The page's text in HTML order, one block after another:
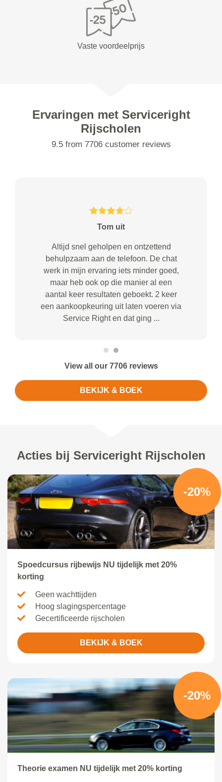
Vaste voordeelprijs
Ervaringen met Serviceright
Rijscholen
9.5 from 7706 customer reviews
Tom uit
Altijd snel geholpen en ontzettend
behulpzaam aan de telefoon. De chat
werk in mijn ervaring iets minder goed,
maar heb ook op die manier al een
aantal keer resultaten geboekt. 2 keer
een aankoopkeuring uit laten voeren via
Service Right en dat ging ...
View all our 7706 reviews
BEKIJK & BOEK
Acties bij Serviceright Rijscholen
-20%
Spoedcursus rijbewijs NU tijdelijk met 20%
korting
Geen wachttijden
Hoog slagingspercentage
Gecertificeerde rijscholen
BEKIJK & BOEK
-20%
Theorie examen NU tijdelijk met 20% korting